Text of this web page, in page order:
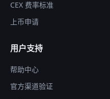
CEX 费率标准
上币申请
用户支持
帮助中心
官方渠道验证